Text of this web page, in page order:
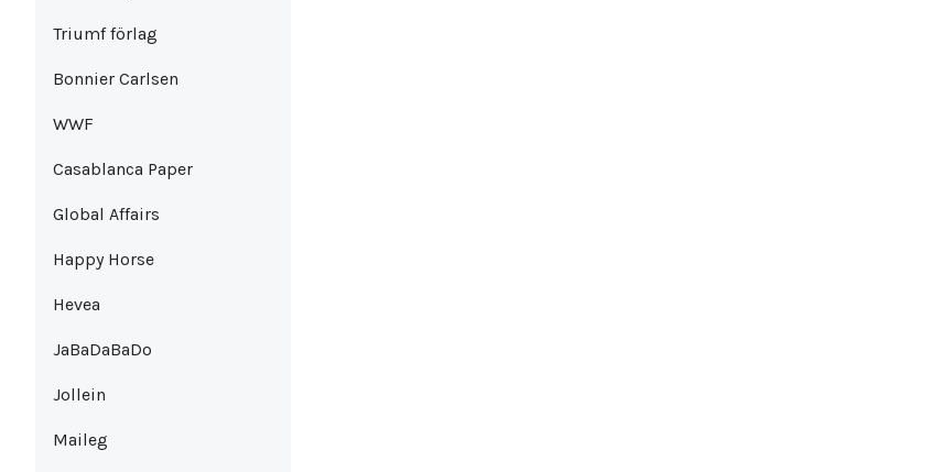
Triumf förlag
Bonnier Carlsen
WWF
Casablanca Paper
Global Affairs
Happy Horse
Hevea
JaBaDaBaDo
Jollein
Maileg